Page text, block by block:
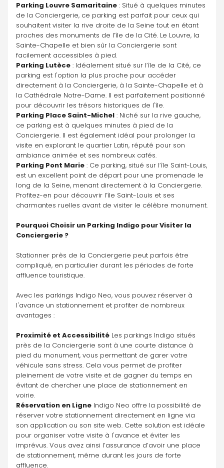
Parking Louvre Samaritaine : Situé à quelques minutes
de la Conciergerie, ce parking est parfait pour ceux qui
souhaitent visiter la rive droite de la Seine tout en étant
proches des monuments de l’île de la Cité. Le Louvre, la
Sainte-Chapelle et bien sûr la Conciergerie sont
facilement accessibles à pied.
Parking Lutèce : Idéalement situé sur l’île de la Cité, ce
parking est l'option la plus proche pour accéder
directement à la Conciergerie, à la Sainte-Chapelle et à
la Cathédrale Notre-Dame. Il est parfaitement positionné
pour découvrir les trésors historiques de l'île.
Parking Place Saint-Michel : Niché sur la rive gauche,
ce parking est à quelques minutes à pied de la
Conciergerie. Il est également idéal pour prolonger la
visite en explorant le quartier Latin, réputé pour son
ambiance animée et ses nombreux cafés.
Parking Pont Marie : Ce parking, situé sur l’île Saint-Louis,
est un excellent point de départ pour une promenade le
long de la Seine, menant directement à la Conciergerie.
Profitez-en pour découvrir l’île Saint-Louis et ses
charmantes ruelles avant de visiter le célèbre monument.
Pourquoi Choisir un Parking Indigo pour Visiter la
Conciergerie ?
Stationner près de la Conciergerie peut parfois être
compliqué, en particulier durant les périodes de forte
affluence touristique.
Avec les parkings Indigo Neo, vous pouvez réserver à
l'avance un stationnement et profiter de nombreux
avantages :
Proximité et Accessibilité Les parkings Indigo situés
près de la Conciergerie sont à une courte distance à
pied du monument, vous permettant de garer votre
véhicule sans stress. Cela vous permet de profiter
pleinement de votre visite et de gagner du temps en
évitant de chercher une place de stationnement en
voirie.
Réservation en Ligne Indigo Neo offre la possibilité de
réserver votre stationnement directement en ligne via
son application ou son site web. Cette solution est idéale
pour organiser votre visite à l'avance et éviter les
imprévus. Vous avez ainsi l’assurance d’avoir une place
de stationnement, même durant les jours de forte
affluence.